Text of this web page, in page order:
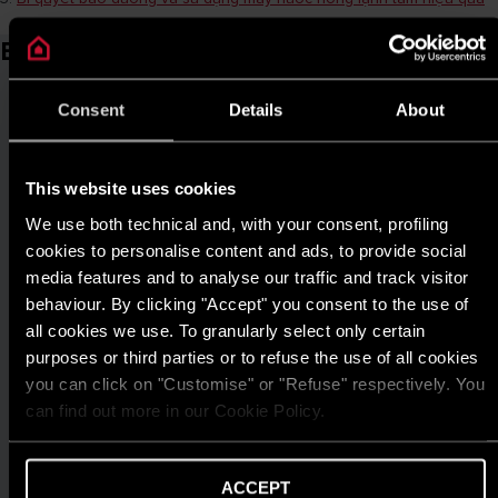
Consent Details About
This website uses cookies
We use both technical and, with your consent, profiling
cookies to personalise content and ads, to provide social
media features and to analyse our traffic and track visitor
behaviour. By clicking "Accept" you consent to the use of
all cookies we use. To granularly select only certain
purposes or third parties or to refuse the use of all cookies
you can click on "Customise" or "Refuse" respectively. You
can find out more in our Cookie Policy.
ACCEPT
Bài viết liên quan